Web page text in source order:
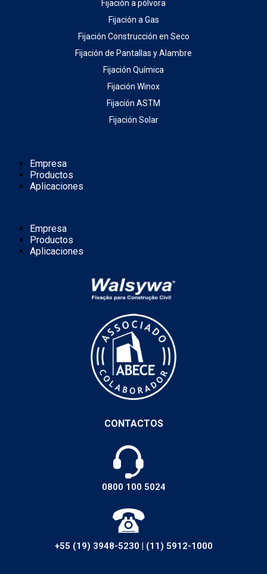
Fijación a pólvora
Fijación a Gas
Fijación Construcción en Seco
Fijación de Pantallas y Alambre
Fijación Química
Fijación Winox
Fijación ASTM
Fijación Solar
Empresa
Productos
Aplicaciones
Empresa
Productos
Aplicaciones
CONTACTOS
0800 100 5024
+55 (19) 3948-5230 (11) 5912-1000